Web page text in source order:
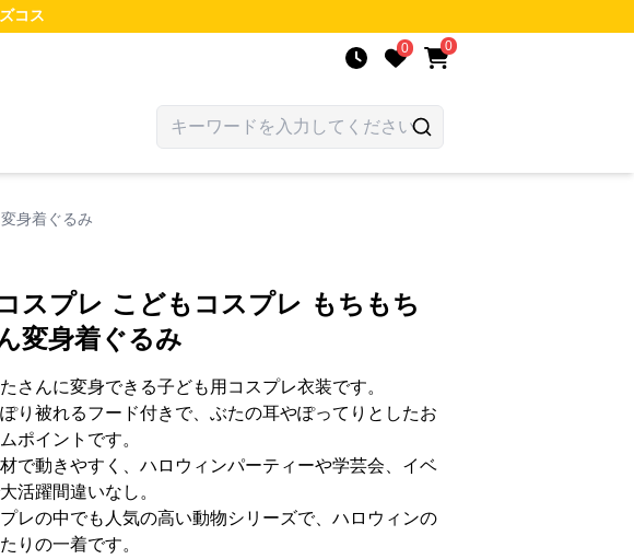
コス
0 0
身着ぐるみ
スプレ こどもコスプレ もちもち
変身着ぐるみ
さんに変身できる子ども用コスプレ衣装です。
り被れるフード付きで、ぶたの耳やぽってりとしたお
ポイントです。
で動きやすく、ハロウィンパーティーや学芸会、イベ
活躍間違いなし。
レの中でも人気の高い動物シリーズで、ハロウィンの
りの一着です。